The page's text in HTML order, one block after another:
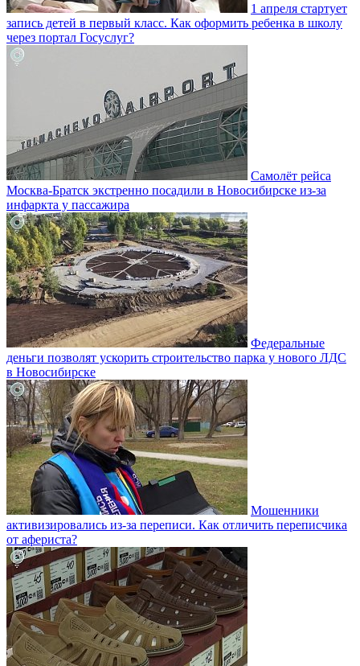
1 апреля стартует
запись детей в первый класс. Как оформить ребенка в школу
через портал Госуслуг?
Самолёт рейса
Москва-Братск экстренно посадили в Новосибирске из-за
инфаркта у пассажира
Федеральные
деньги позволят ускорить строительство парка у нового ЛДС
в Новосибирске
Мошенники
активизировались из-за переписи. Как отличить переписчика
от афериста?